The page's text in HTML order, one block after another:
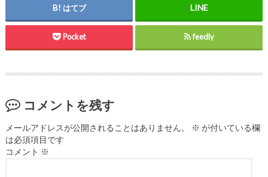
はてブ
Pocket feedly
コメントを残す
メールアドレスが公開されることはありません。 ※ が付いている欄
は必須項目です
コメント ※